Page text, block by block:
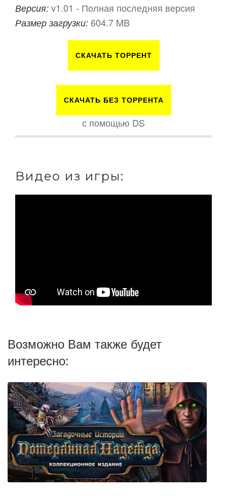
Версия: v1.01 - Полная последняя версия
Размер загрузки: 604.7 MB
СКАЧАТЬ ТОРРЕНТ
СКАЧАТЬ БЕЗ ТОРРЕНТА
с помощью DS
Видео из игры:
Возможно Вам также будет
интересно: